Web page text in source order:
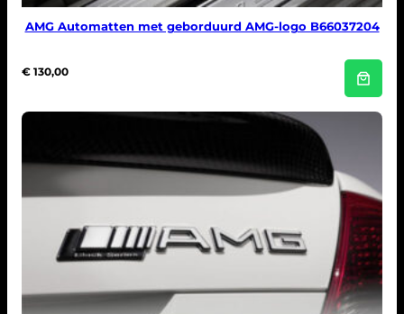
AMG Automatten met geborduurd AMG-logo B66037204
€ 130,00